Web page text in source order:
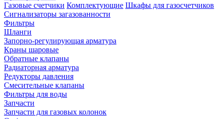
Газовые счетчики Комплектующие Шкафы для газосчетчиков
Сигнализаторы загазованности
Фильтры
Шланги
Запорно-регулирующая арматура
Краны шаровые
Обратные клапаны
Радиаторная арматура
Редукторы давления
Смесительные клапаны
Фильтры для воды
Запчасти
Запчасти для газовых колонок